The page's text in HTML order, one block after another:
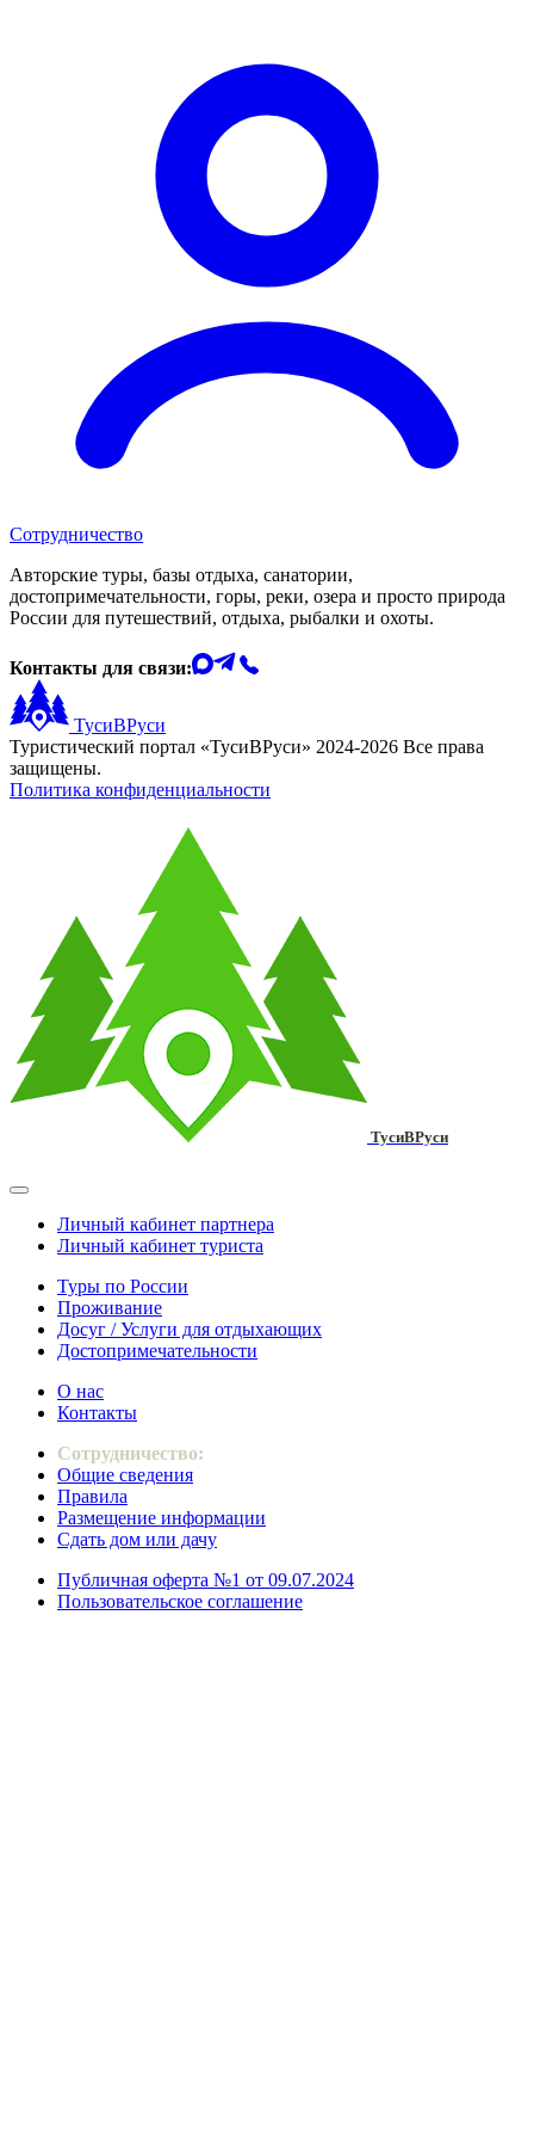
Сотрудничество
Авторские туры, базы отдыха, санатории,
достопримечательности, горы, реки, озера и просто природа
России для путешествий, отдыха, рыбалки и охоты.
Контакты для связи:
ТусиВРуси
Туристический портал «ТусиВРуси» 2024-2026 Все права
защищены.
Политика конфиденциальности
ТусиВРуси
Личный кабинет партнера
Личный кабинет туриста
Туры по России
Проживание
Досуг / Услуги для отдыхающих
Достопримечательности
О нас
Контакты
Сотрудничество:
Общие сведения
Правила
Размещение информации
Сдать дом или дачу
Публичная оферта №1 от 09.07.2024
Пользовательское соглашение